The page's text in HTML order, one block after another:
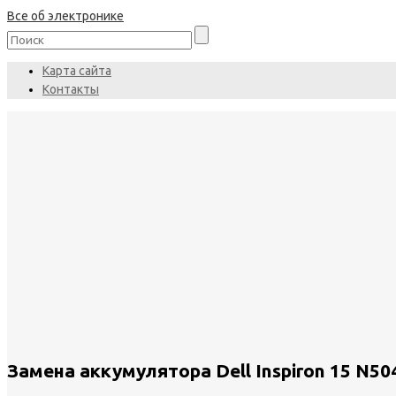
Все об электронике
Карта сайта
Контакты
Замена аккумулятора Dell Inspiron 15